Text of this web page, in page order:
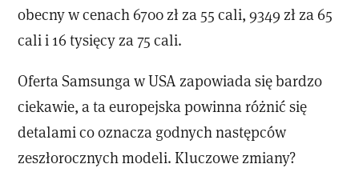
obecny w cenach 6700 zł za 55 cali, 9349 zł za 65
cali i 16 tysięcy za 75 cali.
Oferta Samsunga w USA zapowiada się bardzo
ciekawie, a ta europejska powinna różnić się
detalami co oznacza godnych następców
zeszłorocznych modeli. Kluczowe zmiany?